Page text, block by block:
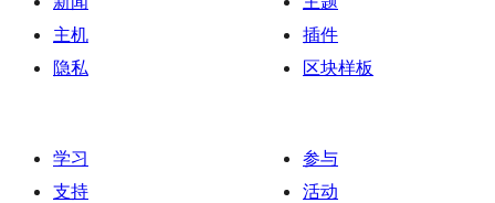
主机
隐私
插件
区块样板
学习
支持
参与
活动